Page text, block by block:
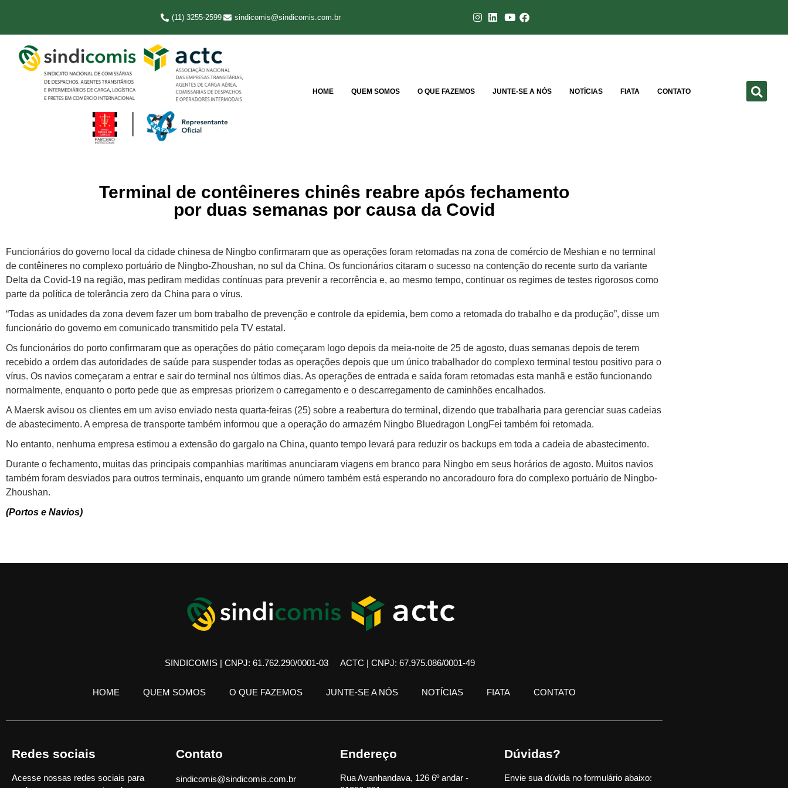
(11) 3255-2599 sindicomis@sindicomis.com.br
HOME QUEM SOMOS O QUE FAZEMOS JUNTE-SE A NÓS NOTÍCIAS FIATA CONTATO
Terminal de contêineres chinês reabre após fechamento
por duas semanas por causa da Covid
Funcionários do governo local da cidade chinesa de Ningbo confirmaram que as operações foram retomadas na zona de comércio de Meshian e no terminal
de contêineres no complexo portuário de Ningbo-Zhoushan, no sul da China. Os funcionários citaram o sucesso na contenção do recente surto da variante
Delta da Covid-19 na região, mas pediram medidas contínuas para prevenir a recorrência e, ao mesmo tempo, continuar os regimes de testes rigorosos como
parte da política de tolerância zero da China para o vírus.
“Todas as unidades da zona devem fazer um bom trabalho de prevenção e controle da epidemia, bem como a retomada do trabalho e da produção”, disse um
funcionário do governo em comunicado transmitido pela TV estatal.
Os funcionários do porto confirmaram que as operações do pátio começaram logo depois da meia-noite de 25 de agosto, duas semanas depois de terem
recebido a ordem das autoridades de saúde para suspender todas as operações depois que um único trabalhador do complexo terminal testou positivo para o
vírus. Os navios começaram a entrar e sair do terminal nos últimos dias. As operações de entrada e saída foram retomadas esta manhã e estão funcionando
normalmente, enquanto o porto pede que as empresas priorizem o carregamento e o descarregamento de caminhões encalhados.
A Maersk avisou os clientes em um aviso enviado nesta quarta-feiras (25) sobre a reabertura do terminal, dizendo que trabalharia para gerenciar suas cadeias
de abastecimento. A empresa de transporte também informou que a operação do armazém Ningbo Bluedragon LongFei também foi retomada.
No entanto, nenhuma empresa estimou a extensão do gargalo na China, quanto tempo levará para reduzir os backups em toda a cadeia de abastecimento.
Durante o fechamento, muitas das principais companhias marítimas anunciaram viagens em branco para Ningbo em seus horários de agosto. Muitos navios
também foram desviados para outros terminais, enquanto um grande número também está esperando no ancoradouro fora do complexo portuário de Ningbo-
Zhoushan.
(Portos e Navios)
SINDICOMIS | CNPJ: 61.762.290/0001-03 ACTC | CNPJ: 67.975.086/0001-49
HOME QUEM SOMOS O QUE FAZEMOS JUNTE-SE A NÓS NOTÍCIAS FIATA CONTATO
Redes sociais
Acesse nossas redes sociais para
Contato
sindicomis@sindicomis.com.br
Endereço
Rua Avanhandava, 126 6º andar -
Dúvidas?
Envie sua dúvida no formulário abaixo: